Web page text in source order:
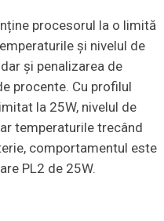
procesorul la o limită
și nivelul de
și penalizarea de
procente. Cu profilul
la 25W, nivelul de
temperaturile trecând
comportamentul este
PL2 de 25W.